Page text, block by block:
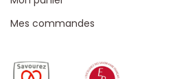
Mes commandes